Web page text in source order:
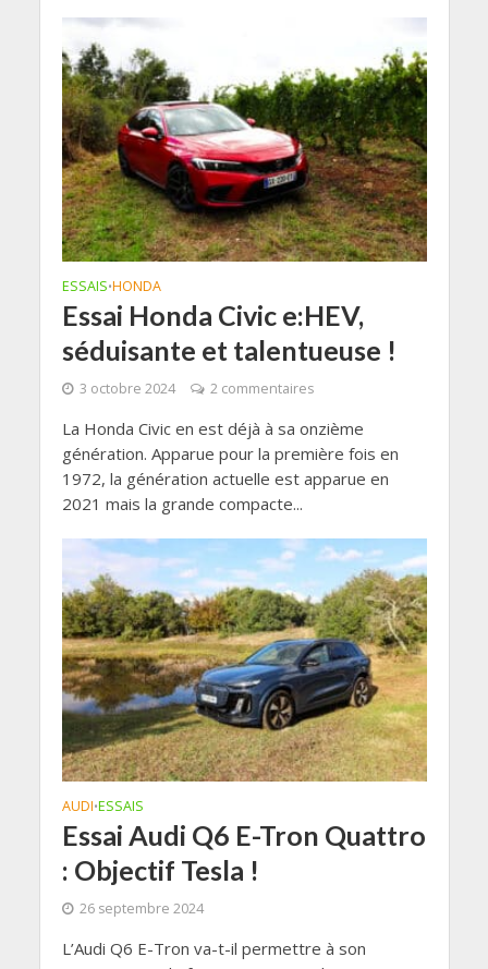
ESSAIS•HONDA
Essai Honda Civic e:HEV,
séduisante et talentueuse !
3 octobre 2024 2 commentaires
La Honda Civic en est déjà à sa onzième
génération. Apparue pour la première fois en
1972, la génération actuelle est apparue en
2021 mais la grande compacte...
AUDI•ESSAIS
Essai Audi Q6 E-Tron Quattro
: Objectif Tesla !
26 septembre 2024
L’Audi Q6 E-Tron va-t-il permettre à son